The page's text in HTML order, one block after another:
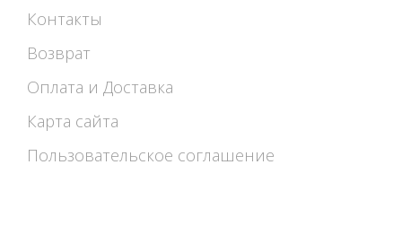
Контакты
Возврат
Оплата и Доставка
Карта сайта
Пользовательское соглашение